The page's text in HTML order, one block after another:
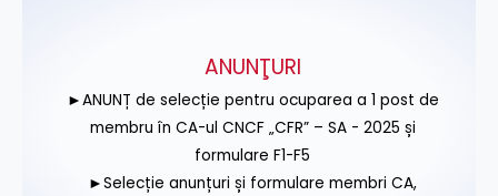
ANUNŢURI
►ANUNȚ de selecție pentru ocuparea a 1 post de
membru în CA-ul CNCF „CFR” – SA - 2025 și
formulare F1-F5
►Selecție anunțuri și formulare membri CA,